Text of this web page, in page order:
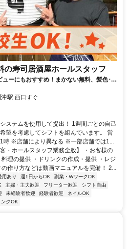
の寿司居酒屋ホールスタッフ
ーにもおすすめ！まかない無料、髪色･髪
駅 西口すぐ
ステムを使用して提出！ 1週間ごとの自己
望を考慮してシフトを組んでいます。 営
時 ※店舗により異なる ※一部店舗では1...
・ホールスタッフ業務全般】 ・お客様の
理の提供 ・ドリンクの作成・提供 ・レジ
作り方などは動画マニュアルを完備！ 2...
用あり 週1日からOK
副業・WワークOK
主婦・主夫歓迎 フリーター歓迎
シフト自由
未経験者歓迎 経験者歓迎
ネイルOK
ンクOK